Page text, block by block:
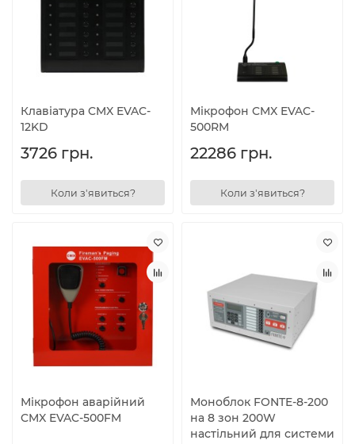
Клавіатура CMX EVAC-
12KD
3726 грн.
Коли з'явиться?
Мікрофон CMX EVAC-
500RM
22286 грн.
Коли з'явиться?
Мікрофон аварійний
CMX EVAC-500FM
Моноблок FONTE-8-200
на 8 зон 200W
настільний для системи